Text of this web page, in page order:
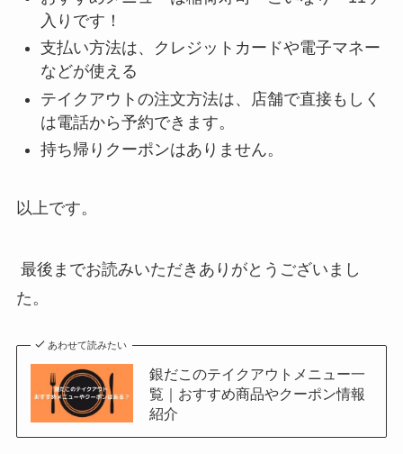
入りです！
支払い方法は、クレジットカードや電子マネー
などが使える
テイクアウトの注文方法は、店舗で直接もしく
は電話から予約できます。
持ち帰りクーポンはありません。
以上です。
最後までお読みいただきありがとうございまし
た。
あわせて読みたい
銀だこのテイクアウトメニュー一
覧｜おすすめ商品やクーポン情報
紹介